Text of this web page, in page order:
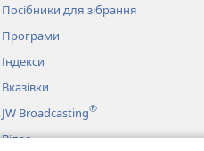
Посібники для зібрання
Програми
Індекси
Вказівки
JW Broadcasting®
Відео